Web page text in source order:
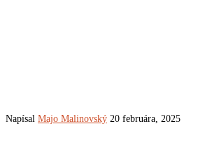
Napísal Majo Malinovský 20 februára, 2025